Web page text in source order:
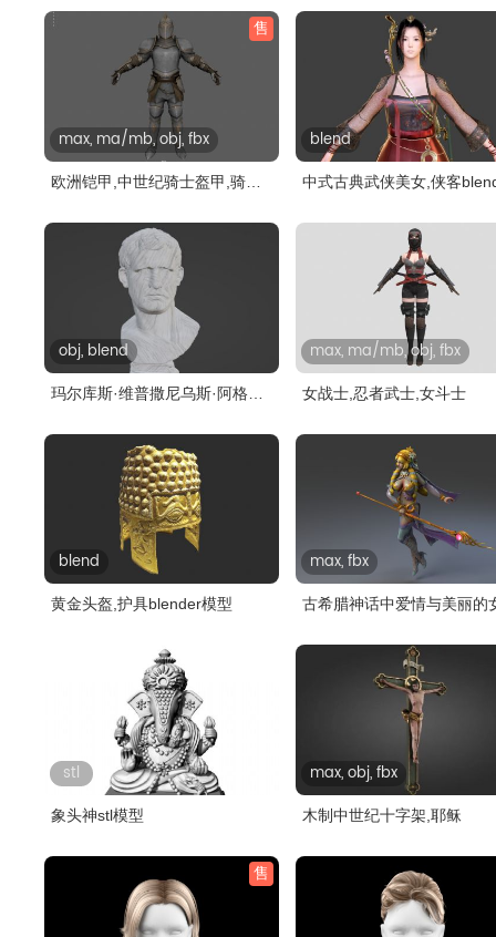
售
max, ma/mb, obj, fbx
欧洲铠甲,中世纪骑士盔甲,骑士
blend
中式古典武侠美女,侠客
obj, blend
玛尔库斯·维普撒尼乌斯·阿格里
max, ma/mb, obj, fbx
女战士,忍者武士,女斗士
blend
黄金头盔,护具blender模型
max, fbx
古希腊神话中爱情与美丽的
stl
象头神stl模型
max, obj, fbx
木制中世纪十字架,耶稣
售